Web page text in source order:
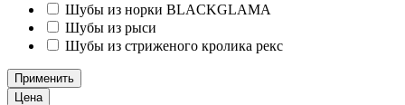
Шубы из норки BLACKGLAMA
Шубы из рыси
Шубы из стриженого кролика рекс
Применить
Цена